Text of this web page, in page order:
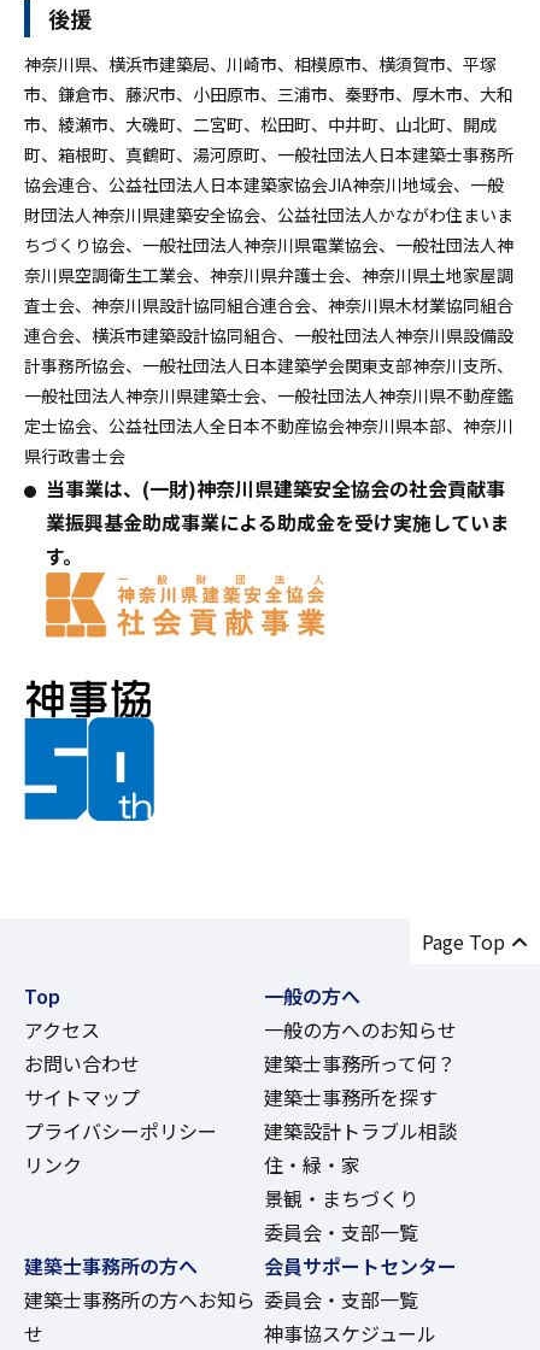
後援
神奈川県、横浜市建築局、川崎市、相模原市、横須賀市、平塚
市、鎌倉市、藤沢市、小田原市、三浦市、秦野市、厚木市、大和
市、綾瀬市、大磯町、二宮町、松田町、中井町、山北町、開成
町、箱根町、真鶴町、湯河原町、一般社団法人日本建築士事務所
協会連合、公益社団法人日本建築家協会JIA神奈川地域会、一般
財団法人神奈川県建築安全協会、公益社団法人かながわ住まいま
ちづくり協会、一般社団法人神奈川県電業協会、一般社団法人神
奈川県空調衛生工業会、神奈川県弁護士会、神奈川県土地家屋調
査士会、神奈川県設計協同組合連合会、神奈川県木材業協同組合
連合会、横浜市建築設計協同組合、一般社団法人神奈川県設備設
計事務所協会、一般社団法人日本建築学会関東支部神奈川支所、
一般社団法人神奈川県建築士会、一般社団法人神奈川県不動産鑑
定士協会、公益社団法人全日本不動産協会神奈川県本部、神奈川
県行政書士会
当事業は、(一財)神奈川県建築安全協会の社会貢献事
業振興基金助成事業による助成金を受け実施していま
す。
Page Top
Top
アクセス
お問い合わせ
サイトマップ
プライバシーポリシー
リンク
一般の方へ
一般の方へのお知らせ
建築士事務所って何？
建築士事務所を探す
建築設計トラブル相談
住・緑・家
景観・まちづくり
委員会・支部一覧
建築士事務所の方へ
建築士事務所の方へお知ら
せ
会員サポートセンター
委員会・支部一覧
神事協スケジュール